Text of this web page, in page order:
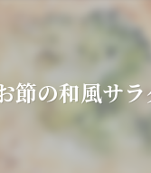
の和風サラ